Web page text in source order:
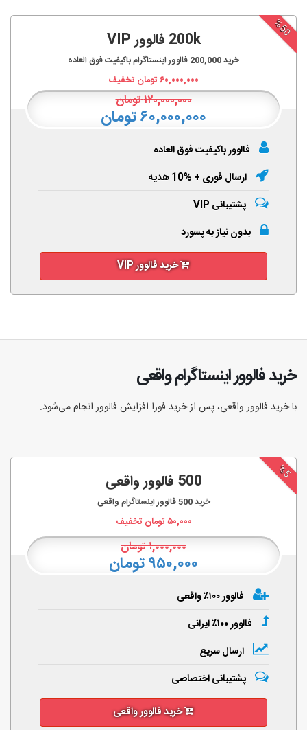
%50
200k فالوور VIP
خرید200,000 فالوور اینستاگرام باکیفیت فوق العاده
۶۰,۰۰۰,۰۰۰تومان تخفیف
۱۲۰,۰۰۰,۰۰۰تومان
۶۰,۰۰۰,۰۰۰ تومان
فالوور باکیفیت فوق العاده
ارسال فوری + %10 هدیه
پشتیبانی VIP
بدون نیاز به پسورد
خرید فالوور VIP
خرید فالوور اینستاگرام واقعی
با خرید فالوور واقعی، پس از خرید فورا افزایش فالوور انجام‌ می‌شود.
%5 500 فالوور واقعی
خرید500فالوور اینستاگرام واقعی
۵۰,۰۰۰تومان تخفیف
۱,۰۰۰,۰۰۰تومان
۹۵۰,۰۰۰ تومان
فالوور ۱۰۰٪ واقعی
فالوور ۱۰۰٪ ایرانی
ارسال سریع
پشتیبانی اختصاصی
خرید فالوور واقعی